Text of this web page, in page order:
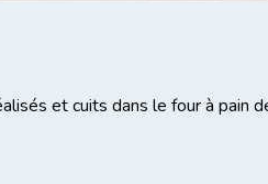
et cuits dans le four à pain